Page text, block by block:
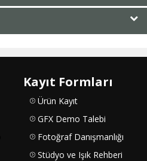
Kayıt Formları
Ürün Kayıt
GFX Demo Talebi
Fotoğraf Danışmanlığı
Stüdyo ve Işık Rehberi